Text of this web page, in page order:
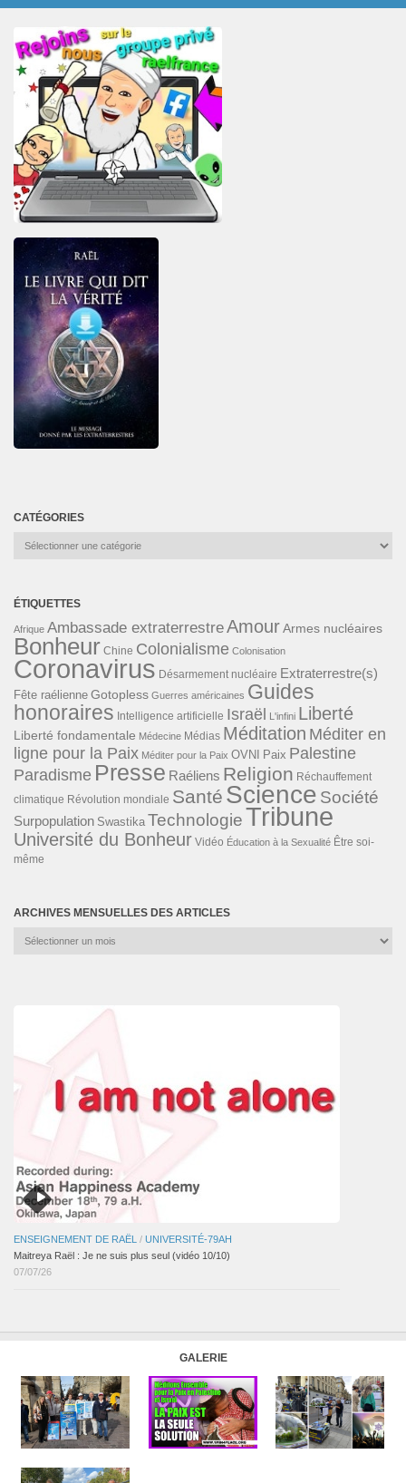
CATÉGORIES
Catégories
ÉTIQUETTES
Afrique Ambassade extraterrestreAmourArmes nucléaires
Bonheur Chine Colonialisme Colonisation
Coronavirus Désarmement nucléaire Extraterrestre(s)
Fête raélienne Gotopless Guerres américaines Guides
honoraires Intelligence artificielle Israël L'infini Liberté
Liberté fondamentale Médecine Médias Méditation Méditer en
ligne pour la Paix Méditer pour la Paix OVNI Paix Palestine
Paradisme Presse Raéliens Religion Réchauffement
climatique Révolution mondiale Santé Science Société
Surpopulation Swastika TechnologieTribune
Université du Bonheur Vidéo Éducation à la Sexualité Être soi-
même
ARCHIVES MENSUELLES DES ARTICLES
Archives
ENSEIGNEMENT DE RAËL / UNIVERSITÉ-79AH
Maitreya Raël : Je ne suis plus seul (vidéo 10/10)
07/07/26
GALERIE